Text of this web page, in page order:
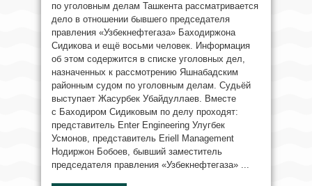
по уголовным делам Ташкента рассматривается
дело в отношении бывшего председателя
правления «Узбекнефтегаза» Баходиржона
Сидикова и ещё восьми человек. Информация
об этом содержится в списке уголовных дел,
назначенных к рассмотрению Яшнабадским
районным судом по уголовным делам. Судьёй
выступает Жасурбек Убайдуллаев. Вместе
с Баходиром Сидиковым по делу проходят:
представитель Enter Engineering Улугбек
Усмонов, представитель Eriell Management
Нодиржон Бобоев, бывший заместитель
председателя правления «Узбекнефтегаза» ...